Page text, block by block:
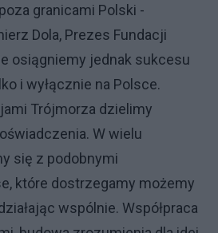
granicami Polski -
Dola, Prezes Fundacji
osiągniemy jednak sukcesu
i wyłącznie na Polsce.
Trójmorza dzielimy
W wielu
się z podobnymi
które dostrzegamy możemy
wspólnie. Współpraca